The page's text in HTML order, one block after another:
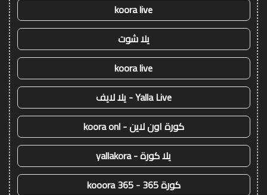
koora live
يلا شوت
koora live
Yalla Live - يلا لايف
كورة اون لاين - koora onl
يلا كورة - yallakora
كورة 365 - kooora 365